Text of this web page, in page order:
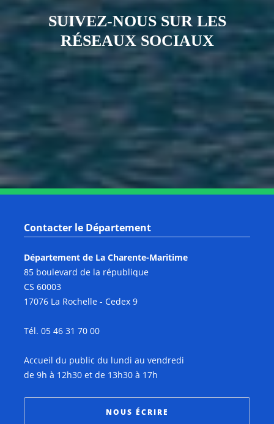
SUIVEZ-NOUS SUR LES
RÉSEAUX SOCIAUX
Notre page Tiktok
Notre page
Notre page Youtube
Contacter le Département
Département de La Charente-Maritime
85 boulevard de la république
CS 60003
17076 La Rochelle - Cedex 9
Tél. 05 46 31 70 00
Accueil du public du lundi au vendredi
de 9h à 12h30 et de 13h30 à 17h
NOUS ÉCRIRE